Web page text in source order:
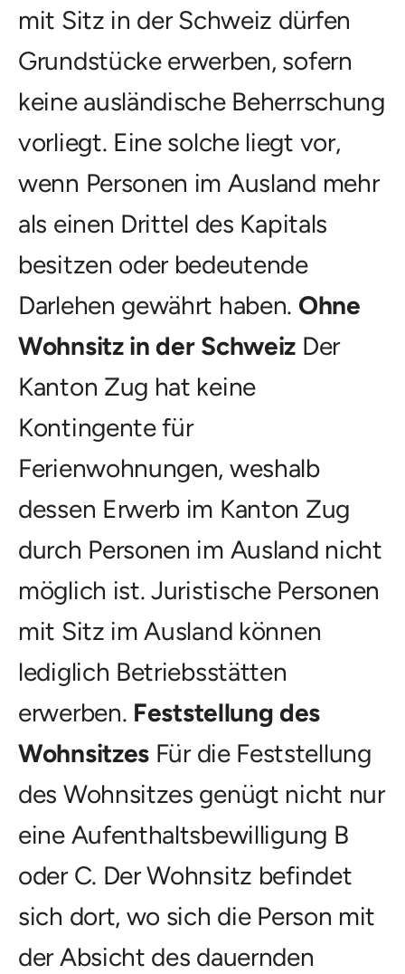
mit Sitz in der Schweiz dürfen
Grundstücke erwerben, sofern
keine ausländische Beherrschung
vorliegt. Eine solche liegt vor,
wenn Personen im Ausland mehr
als einen Drittel des Kapitals
besitzen oder bedeutende
Darlehen gewährt haben. Ohne
Wohnsitz in der Schweiz Der
Kanton Zug hat keine
Kontingente für
Ferienwohnungen, weshalb
dessen Erwerb im Kanton Zug
durch Personen im Ausland nicht
möglich ist. Juristische Personen
mit Sitz im Ausland können
lediglich Betriebsstätten
erwerben. Feststellung des
Wohnsitzes Für die Feststellung
des Wohnsitzes genügt nicht nur
eine Aufenthaltsbewilligung B
oder C. Der Wohnsitz befindet
sich dort, wo sich die Person mit
der Absicht des dauernden